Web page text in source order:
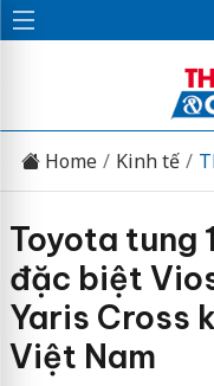
Home Kinh tế
Toyota tung
đặc biệt
Yaris Cross
Việt Nam